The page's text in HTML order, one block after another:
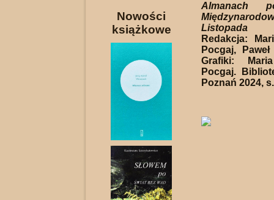
Nowości
książkowe
Almanach
Listopada
Redakcja:
Pocgaj,
Grafiki:
Pocgaj.
Poznań 2024,